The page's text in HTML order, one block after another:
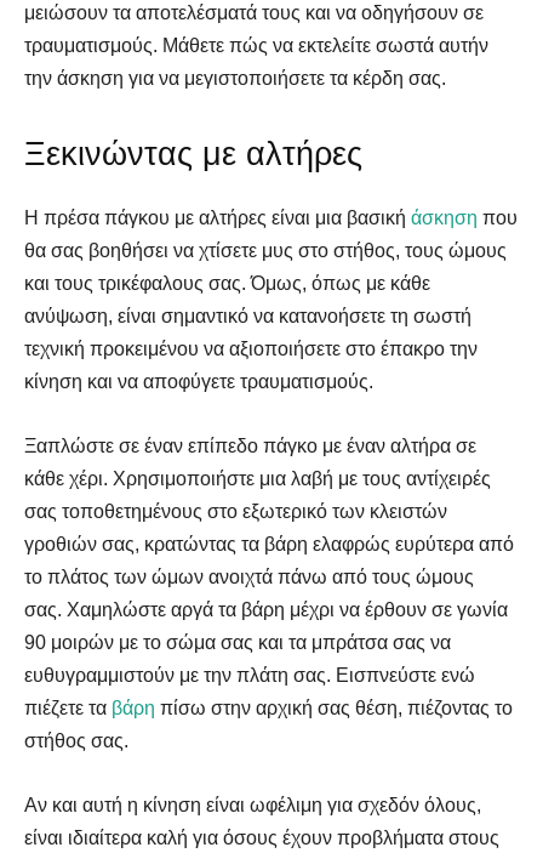
μειώσουν τα αποτελέσματά τους και να οδηγήσουν σε
τραυματισμούς. Μάθετε πώς να εκτελείτε σωστά αυτήν
την άσκηση για να μεγιστοποιήσετε τα κέρδη σας.
Ξεκινώντας με αλτήρες
Η πρέσα πάγκου με αλτήρες είναι μια βασική άσκηση που
θα σας βοηθήσει να χτίσετε μυς στο στήθος, τους ώμους
και τους τρικέφαλους σας. Όμως, όπως με κάθε
ανύψωση, είναι σημαντικό να κατανοήσετε τη σωστή
τεχνική προκειμένου να αξιοποιήσετε στο έπακρο την
κίνηση και να αποφύγετε τραυματισμούς.
Ξαπλώστε σε έναν επίπεδο πάγκο με έναν αλτήρα σε
κάθε χέρι. Χρησιμοποιήστε μια λαβή με τους αντίχειρές
σας τοποθετημένους στο εξωτερικό των κλειστών
γροθιών σας, κρατώντας τα βάρη ελαφρώς ευρύτερα από
το πλάτος των ώμων ανοιχτά πάνω από τους ώμους
σας. Χαμηλώστε αργά τα βάρη μέχρι να έρθουν σε γωνία
90 μοιρών με το σώμα σας και τα μπράτσα σας να
ευθυγραμμιστούν με την πλάτη σας. Εισπνεύστε ενώ
πιέζετε τα βάρη πίσω στην αρχική σας θέση, πιέζοντας το
στήθος σας.
Αν και αυτή η κίνηση είναι ωφέλιμη για σχεδόν όλους,
είναι ιδιαίτερα καλή για όσους έχουν προβλήματα στους